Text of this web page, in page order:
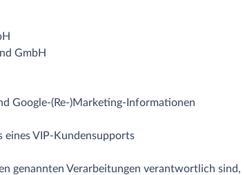
GmbH
Google-(Re-)Marketing-Informationen
eines VIP-Kundensupports
genannten Verarbeitungen verantwortlich